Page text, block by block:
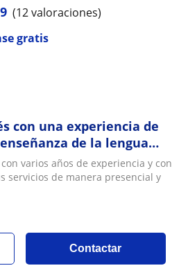
gratis
(12 valoraciones)
con una experiencia de
de la lengua
las competencias
los objetivos
ya sea con
varios años de experiencia y con
servicios de manera presencial y
Contactar